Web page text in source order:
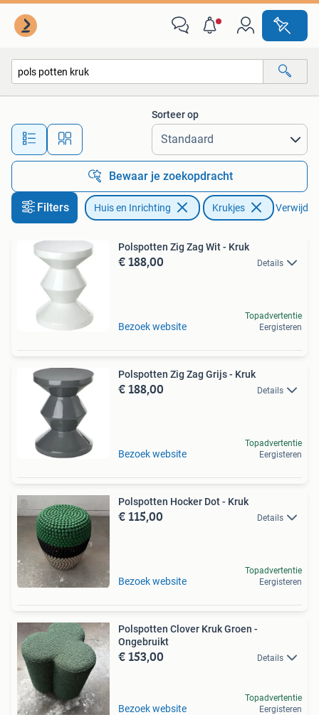
Alle afstanden…
Sorteer op
Bewaar je zoekopdracht
Filters Huis en Inrichting Krukjes
Polspotten Zig Zag Wit - Kruk
€ 188,00 Details
Bezoek website
Topadvertentie
Eergisteren
Polspotten Zig Zag Grijs - Kruk
€ 188,00 Details
Bezoek website
Topadvertentie
Eergisteren
Polspotten Hocker Dot - Kruk
€ 115,00 Details
Bezoek website
Topadvertentie
Eergisteren
Polspotten Clover Kruk Groen -
Ongebruikt
€ 153,00 Details
Bezoek website
Topadvertentie
Eergisteren